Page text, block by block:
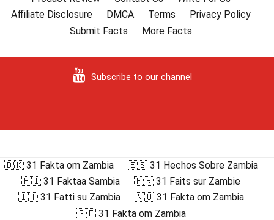
Affiliate Disclosure
DMCA Terms
Privacy Policy
Submit Facts
More Facts
Subscribe to our channel
🇩🇰 31 Fakta om Zambia
🇪🇸 31 Hechos Sobre Zambia
🇫🇮 31 Faktaa Sambia
🇫🇷 31 Faits sur Zambie
🇮🇹 31 Fatti su Zambia
🇳🇴 31 Fakta om Zambia
🇸🇪 31 Fakta om Zambia